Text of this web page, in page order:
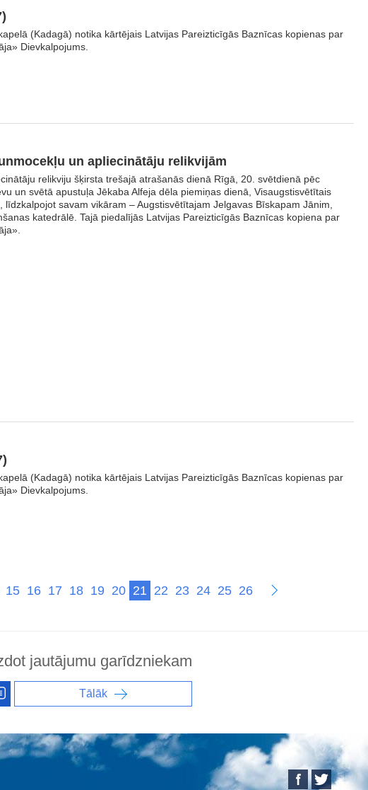
(Kadagā) notika kārtējais Latvijas Pareizticīgās Baznīcas kopienas par
Dievkalpojums.
un apliecinātāju relikvijām
relikviju šķirsta trešajā atrašanās dienā Rīgā, 20. svētdienā pēc
un svētā apustuļa Jēkaba Alfeja dēla piemiņas dienā, Visaugstisvētītais
savam vikāram – Augstisvētītajam Jelgavas Bīskapam Jānim,
katedrālē. Tajā piedalījās Latvijas Pareizticīgās Baznīcas kopiena par
(Kadagā) notika kārtējais Latvijas Pareizticīgās Baznīcas kopienas par
Dievkalpojums.
15 16 17 18 19 20 21 22 23 24 25 26
jautājumu garīdzniekam
Tālāk